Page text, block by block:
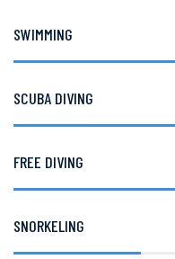
SWIMMING
SCUBA DIVING
FREE DIVING
SNORKELING